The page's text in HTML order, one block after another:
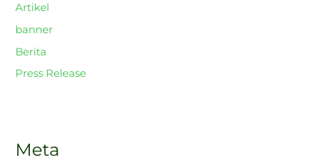
Artikel
banner
Berita
Press Release
Meta